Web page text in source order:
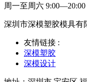
周一至周六 9:00—20:00
深圳市深模塑胶模具有
友情链接 :
深模塑胶
深模设计